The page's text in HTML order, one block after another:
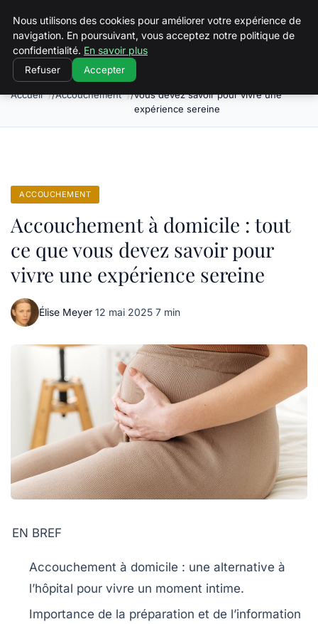
Squeakyswing.com
Accueil Accouchement
Accouchement à domicile : tout ce que
vous devez savoir pour vivre une
expérience sereine
ACCOUCHEMENT
Accouchement à domicile : tout
ce que vous devez savoir pour
vivre une expérience sereine
Élise Meyer·12 mai 2025·7 min
EN BREF
Accouchement à domicile : une alternative à
l’hôpital pour vivre un moment intime.
Importance de la préparation et de l’information
Nous utilisons des cookies pour améliorer votre expérience de
navigation. En poursuivant, vous acceptez notre politique de
confidentialité. En savoir plus
Refuser Accepter